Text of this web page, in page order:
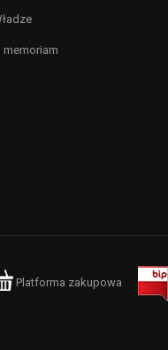
memoriam
Platforma zakupowa